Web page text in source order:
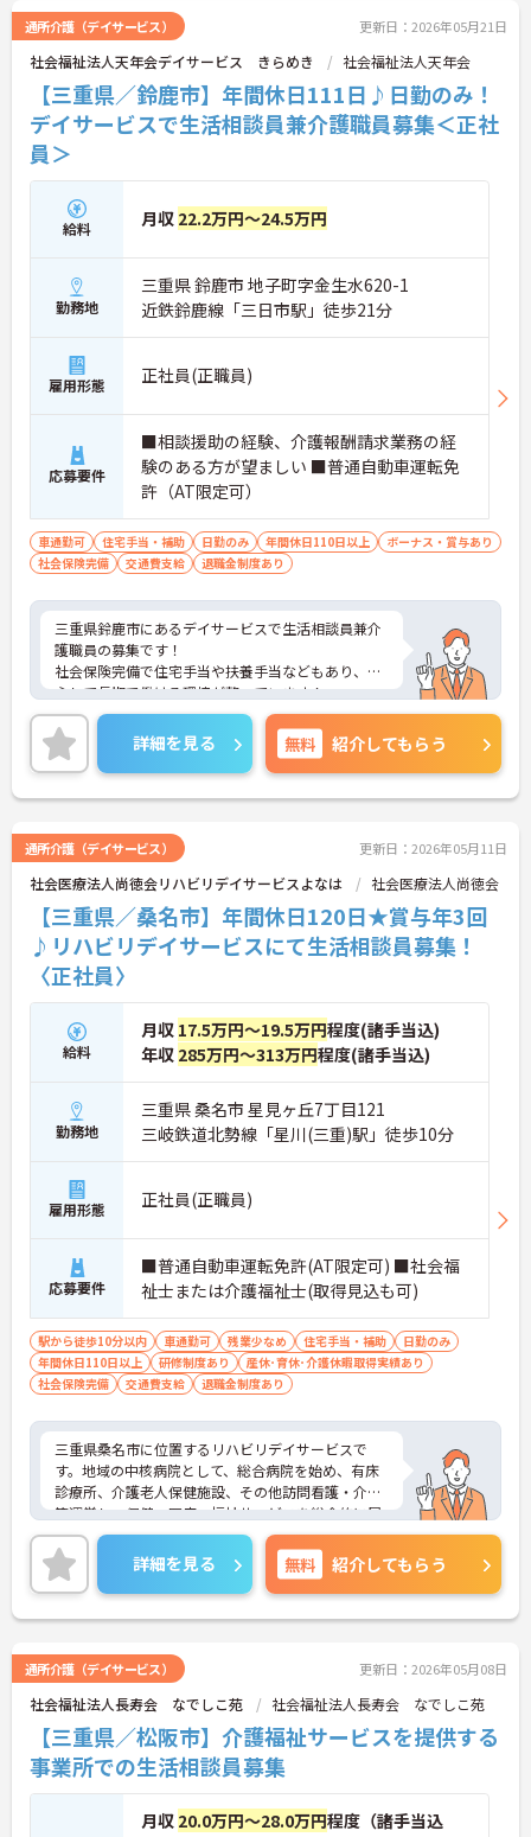
通所介護（デイサービス） 更新日：2026年05月21日
社会福祉法人天年会デイサービス きらめき 社会福祉法人天年会
【三重県／鈴鹿市】年間休日111日♪日勤のみ！
デイサービスで生活相談員兼介護職員募集＜正社
員＞
給料 月収 22.2万円～24.5万円
勤務地
三重県 鈴鹿市 地子町字金生水620-1
近鉄鈴鹿線「三日市駅」徒歩21分
雇用形態 正社員(正職員)
応募要件
■相談援助の経験、介護報酬請求業務の経
験のある方が望ましい ■普通自動車運転免
許（AT限定可）
車通勤可 住宅手当・補助 日勤のみ 年間休日110日以上
ボーナス・賞与あり
社会保険完備
交通費支給 退職金制度あり
三重県鈴鹿市にあるデイサービスで生活相談員兼介
護職員の募集です！
社会保険完備で住宅手当や扶養手当などもあり、安
心して長期で働ける環境が整っています！
また、昇給と計4.20ヵ月分の賞与実績があり、あな
たの頑張りがしっかり評価され、やりがいを持って
お仕事ができます！
ご興味ある方は面接ポイントをお伝えしますので、
お気軽にご連絡ください。
詳細を見る 無料 紹介してもらう
通所介護（デイサービス） 更新日：2026年05月11日
社会医療法人尚徳会リハビリデイサービスよなは 社会医療法人尚徳会
【三重県／桑名市】年間休日120日★賞与年3回
♪リハビリデイサービスにて生活相談員募集！
〈正社員〉
給料
月収 17.5万円～19.5万円程度(諸手当込)
年収 285万円～313万円程度(諸手当込)
勤務地
三重県 桑名市 星見ヶ丘7丁目121
三岐鉄道北勢線「星川(三重)駅」徒歩10分
雇用形態 正社員(正職員)
応募要件
■普通自動車運転免許(AT限定可) ■社会福
祉士または介護福祉士(取得見込も可)
駅から徒歩10分以内 車通勤可 残業少なめ 住宅手当・補助
日勤のみ
年間休日110日以上
研修制度あり
産休･育休･介護休暇取得実績あり
社会保険完備
交通費支給 退職金制度あり
三重県桑名市に位置するリハビリデイサービスで
す。地域の中核病院として、総合病院を始め、有床
診療所、介護老人保健施設、その他訪問看護・介護
等運営し、保健・医療・福祉サービスを総合的に展
開しております。
最寄駅から徒歩10分と好立地です。また、マイカー
通勤が可能なため、通勤にとても便利です。
年間休日120日以上！！自分の時間を大切にしたい
方にぴったりです。日曜日が固定でお休みなので、
ご興味をお持ちの方には詳細の情報や面接のポイン
トをお伝えしますのでお気軽にお問い合わせくださ
いませ。
詳細を見る 無料 紹介してもらう
通所介護（デイサービス） 更新日：2026年05月08日
社会福祉法人長寿会 なでしこ苑 社会福祉法人長寿会 なでしこ苑
【三重県／松阪市】介護福祉サービスを提供する
事業所での生活相談員募集
月収 20.0万円～28.0万円程度（諸手当込